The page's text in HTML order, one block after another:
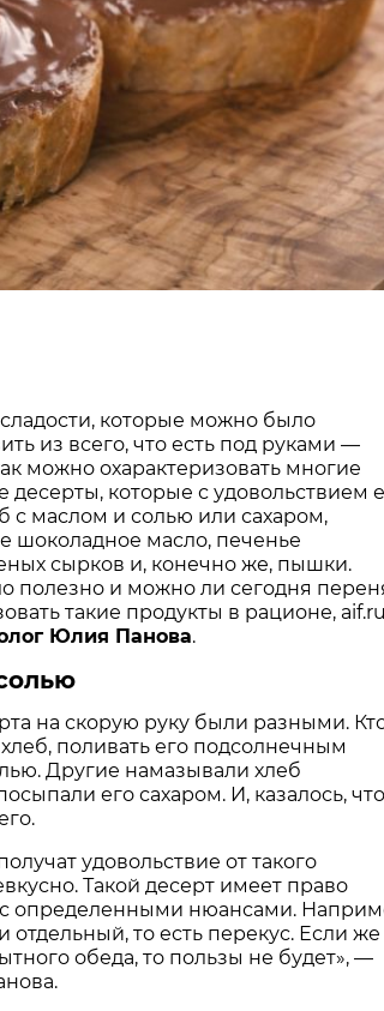
которые можно было
из всего, что есть под руками —
можно охарактеризовать многие
десерты, которые с удовольствием
с маслом и солью или сахаром,
шоколадное масло, печенье
сырков и, конечно же, пышки.
полезно и можно ли сегодня
такие продукты в рационе, aif.ru
Юлия Панова.
на скорую руку были разными.
поливать его подсолнечным
Другие намазывали хлеб
его сахаром. И, казалось, что
удовольствие от такого
Такой десерт имеет право
с определенными нюансами.
то есть перекус. Если же
обеда, то пользы не будет», —